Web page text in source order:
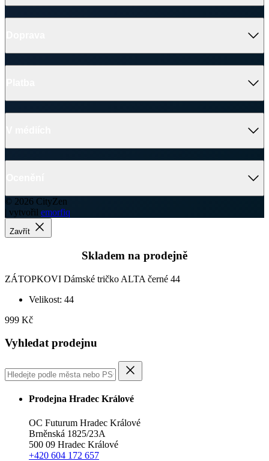
© 2026 CityZen
| vytvořil emorfiq
Zavřít
Skladem na prodejně
ZÁTOPKOVI Dámské tričko ALTA černé 44
Velikost: 44
999 Kč
Vyhledat prodejnu
Prodejna Hradec Králové
OC Futurum Hradec Králové
Brněnská 1825/23A
500 09 Hradec Králové
+420 604 172 657